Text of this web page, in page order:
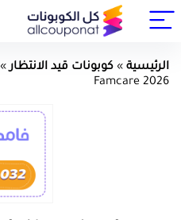
الرئيسية » كوبونات قيد الانتظار»
Famcare 2026